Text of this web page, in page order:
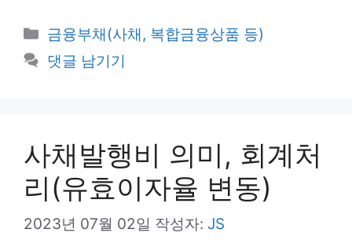
카
테
고
금융부채(사채, 복합금융상품 등)
댓글 남기기
사채발행비 의미, 회계처
리(유효이자율 변동)
2023년 07월 02일 작성자: JS